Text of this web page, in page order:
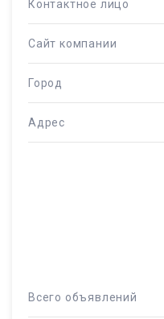
Контактное лицо
Сайт компании
Город
Адрес
Всего объявлений